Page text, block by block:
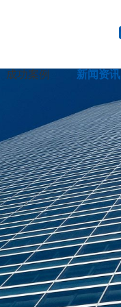
成功案例 新闻资讯